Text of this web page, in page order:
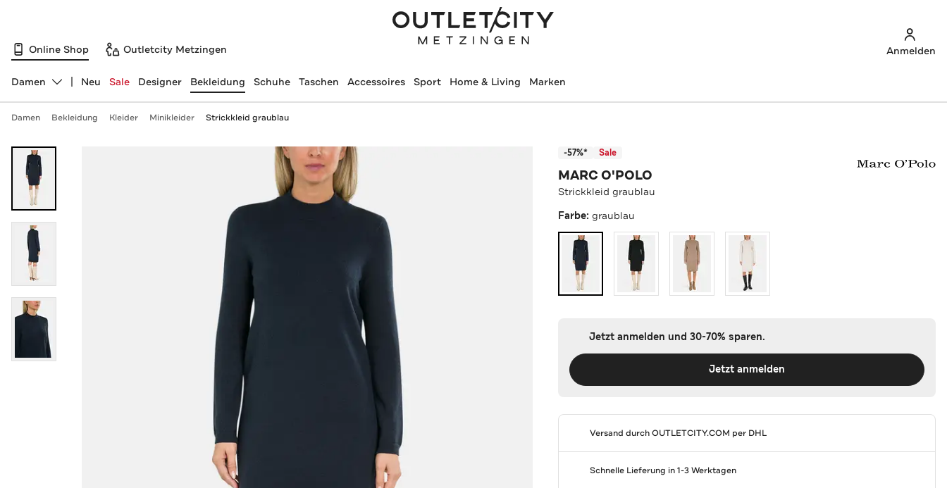
Online Shop Outletcity Metzingen Anmelden
Abteilung ändern, ausgewählt:
Damen Neu Sale Designer Bekleidung Schuhe Taschen Accessoires Sport Home & Living Marken
Damen Bekleidung Kleider Minikleider Strickkleid graublau
-57%* Sale
MARC O'POLO
Strickkleid graublau
Farbe:graublau
Jetzt anmelden und 30-70% sparen.
Jetzt anmelden
Versand durchOUTLETCITY.COM per DHL
Schnelle Lieferung in 1-3 Werktagen